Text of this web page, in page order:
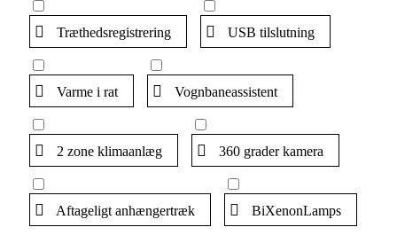
Træthedsregistrering USB tilslutning
Varme i rat Vognbaneassistent
2 zone klimaanlæg 360 grader kamera
Aftageligt anhængertræk BiXenonLamps